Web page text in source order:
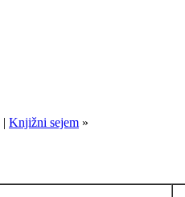
| Knjižni sejem »